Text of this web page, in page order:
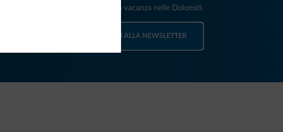
offerte esclusive e news per la tua vacanza nelle Dolomiti.
ISCRIVITI ALLA NEWSLETTER